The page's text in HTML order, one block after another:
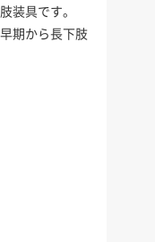
装具です。
期から長下肢